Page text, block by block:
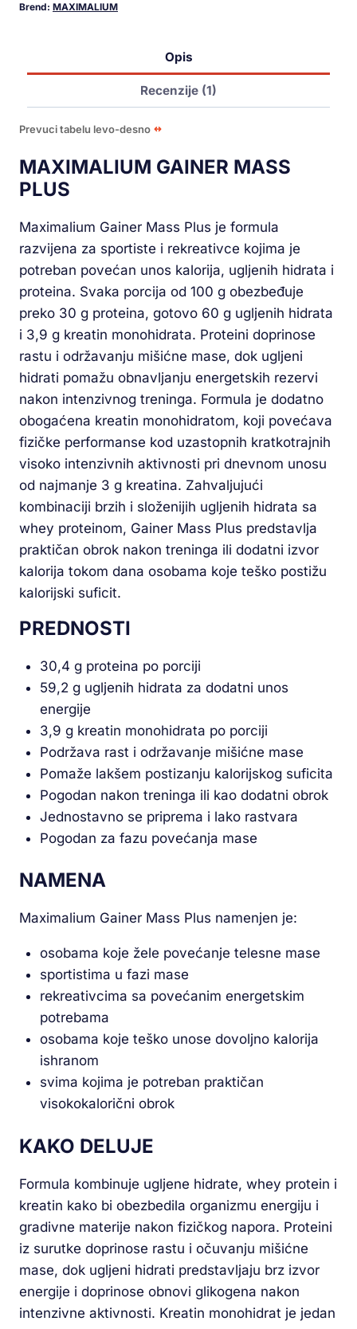
Brend: MAXIMALIUM
Opis
Recenzije (1)
Prevuci tabelu levo-desno
MAXIMALIUM GAINER MASS
PLUS
Maximalium Gainer Mass Plus je formula
razvijena za sportiste i rekreativce kojima je
potreban povećan unos kalorija, ugljenih hidrata i
proteina. Svaka porcija od 100 g obezbeđuje
preko 30 g proteina, gotovo 60 g ugljenih hidrata
i 3,9 g kreatin monohidrata. Proteini doprinose
rastu i održavanju mišićne mase, dok ugljeni
hidrati pomažu obnavljanju energetskih rezervi
nakon intenzivnog treninga. Formula je dodatno
obogaćena kreatin monohidratom, koji povećava
fizičke performanse kod uzastopnih kratkotrajnih
visoko intenzivnih aktivnosti pri dnevnom unosu
od najmanje 3 g kreatina. Zahvaljujući
kombinaciji brzih i složenijih ugljenih hidrata sa
whey proteinom, Gainer Mass Plus predstavlja
praktičan obrok nakon treninga ili dodatni izvor
kalorija tokom dana osobama koje teško postižu
kalorijski suficit.
PREDNOSTI
30,4 g proteina po porciji
59,2 g ugljenih hidrata za dodatni unos
energije
3,9 g kreatin monohidrata po porciji
Podržava rast i održavanje mišićne mase
Pomaže lakšem postizanju kalorijskog suficita
Pogodan nakon treninga ili kao dodatni obrok
Jednostavno se priprema i lako rastvara
Pogodan za fazu povećanja mase
NAMENA
Maximalium Gainer Mass Plus namenjen je:
osobama koje žele povećanje telesne mase
sportistima u fazi mase
rekreativcima sa povećanim energetskim
potrebama
osobama koje teško unose dovoljno kalorija
ishranom
svima kojima je potreban praktičan
visokokalorični obrok
KAKO DELUJE
Formula kombinuje ugljene hidrate, whey protein i
kreatin kako bi obezbedila organizmu energiju i
gradivne materije nakon fizičkog napora. Proteini
iz surutke doprinose rastu i očuvanju mišićne
mase, dok ugljeni hidrati predstavljaju brz izvor
energije i doprinose obnovi glikogena nakon
intenzivne aktivnosti. Kreatin monohidrat je jedan